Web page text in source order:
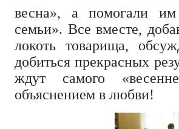
весна», а помогали
семьи». Все вместе,
локоть товарища,
добиться прекрасных
ждут самого
объяснением в любви!